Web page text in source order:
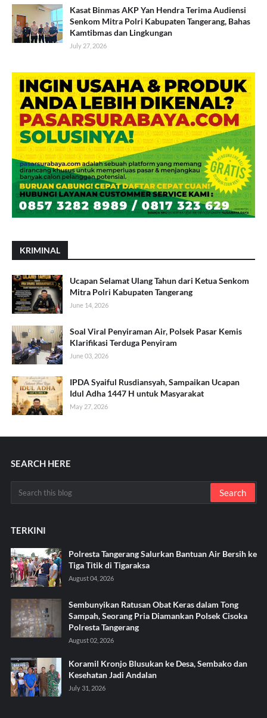
Kasat Binmas AKP Yan Hendra Terima Audiensi
Senkom Mitra Polri Kabupaten Tangerang, Bahas
Kamtibmas dan Lingkungan
July 27, 2026
KRIMINAL
Ucapan Selamat Ulang Tahun dari Ketua Senkom
Mitra Polri Kabupaten Tangerang
June 14, 2026
Soal Viral Penyiraman Air, Polsek Pasar Kemis
Klarifikasi Terduga Penyiram
June 03, 2026
IPDA Syaiful Rusdiansyah, Sampaikan Ucapan
Idul Adha 1447 H untuk Masyarakat
May 27, 2026
SEARCH HERE
TERKINI
Polresta Tangerang Salurkan Bantuan Air Bersih ke
Tiga Titik di Tigaraksa ‎
August 04, 2026
Sembunyikan Ratusan Obat Keras dalam Tong
Sampah, Seorang Pria Diamankan Polsek Cisoka
Polresta Tangerang
August 02, 2026
Koramil Kronjo Blusukan ke Desa, Sembako dan
Kesehatan Jadi Andalan ‎
July 31, 2026